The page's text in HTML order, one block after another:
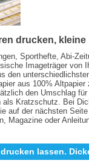
drucken,
Sporthefte, Abi-
Imageträger von
den
aus 100%
den Umschlag
Kratzschutz. Bei
auf der nächsten
Magazine oder
lassen.